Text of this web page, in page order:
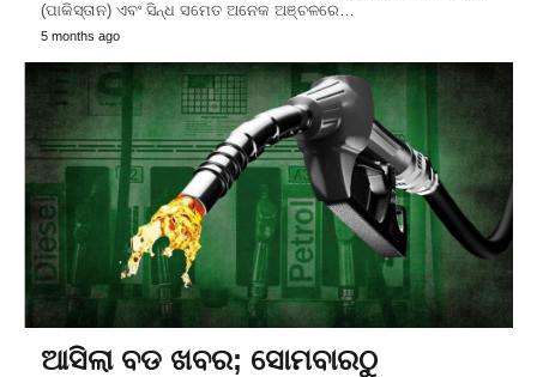
(ପାକିସ୍ତାନ) ଏବଂ ସିନ୍ଧ ସମେତ ଅନେକ ଅଞ୍ଚଳରେ…
5 months ago
ଆସିଲା ବଡ ଖବର; ସୋମବାରଠୁ